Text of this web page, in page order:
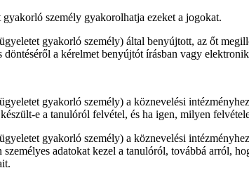
személy gyakorolhatja ezeket a jogokat.
gyakorló személy) által benyújtott, az őt
a kérelmet benyújtót írásban vagy
gyakorló személy) a köznevelési
e a tanulóról felvétel, és ha igen, milyen
gyakorló személy) a köznevelési
adatokat kezel a tanulóról, továbbá arról,